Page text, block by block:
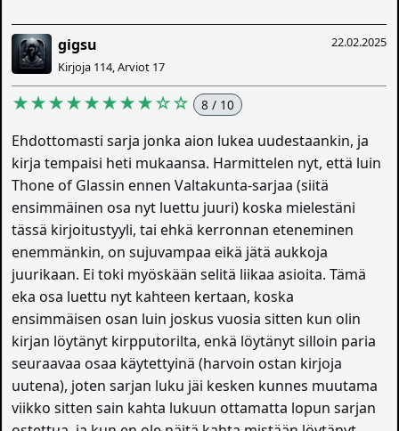
22.02.2025
gigsu
Kirjoja 114, Arviot 17
★★★★★★★★☆☆ 8 / 10
Ehdottomasti sarja jonka aion lukea uudestaankin, ja
kirja tempaisi heti mukaansa. Harmittelen nyt, että luin
Thone of Glassin ennen Valtakunta-sarjaa (siitä
ensimmäinen osa nyt luettu juuri) koska mielestäni
tässä kirjoitustyyli, tai ehkä kerronnan eteneminen
enemmänkin, on sujuvampaa eikä jätä aukkoja
juurikaan. Ei toki myöskään selitä liikaa asioita. Tämä
eka osa luettu nyt kahteen kertaan, koska
ensimmäisen osan luin joskus vuosia sitten kun olin
kirjan löytänyt kirpputorilta, enkä löytänyt silloin paria
seuraavaa osaa käytettyinä (harvoin ostan kirjoja
uutena), joten sarjan luku jäi kesken kunnes muutama
viikko sitten sain kahta lukuun ottamatta lopun sarjan